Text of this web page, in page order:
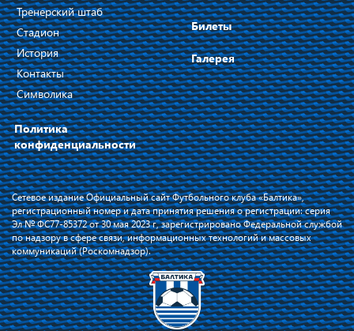
Тренерский штаб
Стадион
История
Контакты
Символика
Политика
конфиденциальности
Билеты
Галерея
Сетевое издание Официальный сайт Футбольного клуба «Балтика»,
регистрационный номер и дата принятия решения о регистрации: серия
Эл № ФС77-85372 от 30 мая 2023 г, зарегистрировано Федеральной службой
по надзору в сфере связи, информационных технологий и массовых
коммуникаций (Роскомнадзор).